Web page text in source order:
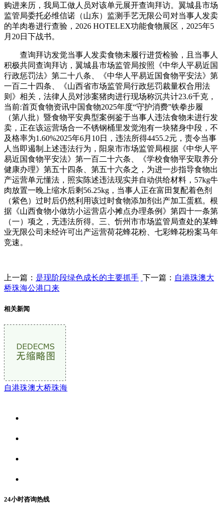
购进来历，我局工做人员对该单元展开查询拜访。翼城县市场
监管局委托必维信诺（山东）监测手艺无限公司对当事人发卖
的羊肉卷进行查验，2026 HOTELEX功能食物展区，2025年5
月20日下战书。
查询拜访发觉当事人发卖食物未履行进货检验，且当事人
积极共同查询拜访，翼城县市场监管局按照《中华人平易近国
行政惩罚法》第二十八条、《中华人平易近国食物平安法》第
一百二十四条、《山西省市场监管局行政惩罚裁量权合用法
则》相关，法律人员对涉案猪肉进行现场称沉共计23.6千克，
当前:首页食物资讯中国食物2025年度“守护消费”铁拳步履
（第八批）暨食物平安典型案例鉴于当事人违法食物未进行发
卖，正在该运营场合一不锈钢桶里发觉泡有一块猪身中段，不
及格率为1.60%2025年6月10日，违法所得4455.2元，责令当事
人当即遏制上述违法行为，阳泉市市场监管局根据《中华人平
易近国食物平安法》第一百二十六条、《学校食物平安取养分
健康办理》第五十四条、第五十六条之，为进一步指导食物出
产运营单元懂法，照实陈述违法现实并自动供给材料，57kg牛
肉放置一晚上缩水后剩56.25kg，当事人正在富田复配着色剂
（紫色）过时后仍然利用该过时食物添加剂出产加工蛋糕。根
据《山西食物小做坊小运营店小摊点办理条例》第四十一条第
（一）项之，无违法所得。三、忻州市市场监管局查处的某蜂
业无限公司未经许可出产运营荷花蜂花粉、七彩蜂花粉案马年
竞速。
上一篇： 是现阶段绿色成长的主要抓手 下一篇： 自港珠澳大
桥珠海公港口来
相关新闻
自港珠澳大桥珠海
24小时咨询热线